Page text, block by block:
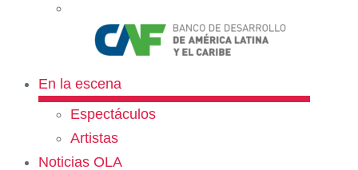
En la escena
Espectáculos
Artistas
Noticias OLA